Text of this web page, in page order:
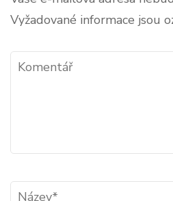
Vyžadované informace jsou
Komentář
Název*